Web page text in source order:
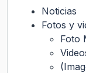
Noticias
Fotos y
Foto